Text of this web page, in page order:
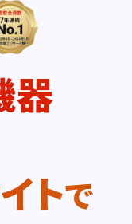
器
トで